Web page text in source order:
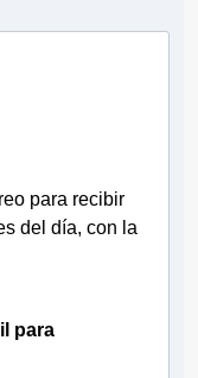
para recibir
del día, con la
para